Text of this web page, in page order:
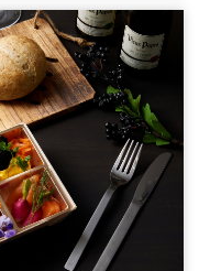
材やバイオマス混入
削減に努めていま
様あり。) ※賞味期限